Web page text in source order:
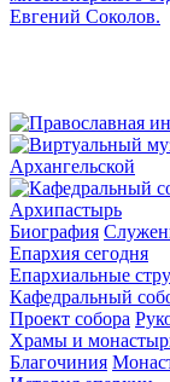
Евгений Соколов.
Архипастырь
Биография
Епархия сегодня
Епархиальные
Кафедральный
Проект собора
Храмы и
Благочиния